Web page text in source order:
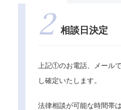
相談日決定
上記①のお電話、メール
し確定いたします。
法律相談が可能な時間帯